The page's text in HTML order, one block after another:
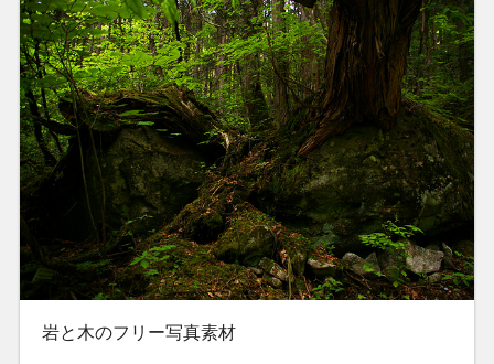
岩と木のフリー写真素材